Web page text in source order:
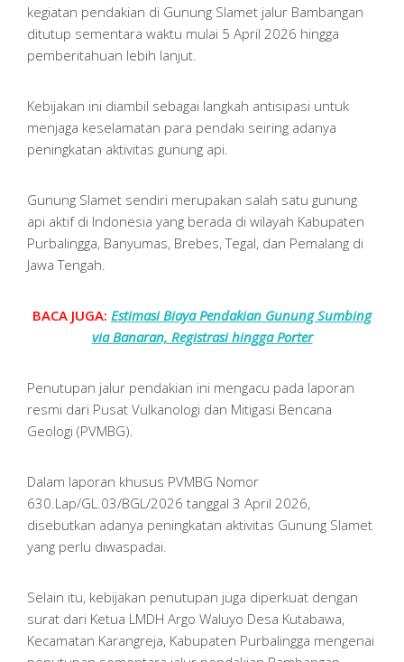
kegiatan pendakian di Gunung Slamet jalur Bambangan
ditutup sementara waktu mulai 5 April 2026 hingga
pemberitahuan lebih lanjut.
Kebijakan ini diambil sebagai langkah antisipasi untuk
menjaga keselamatan para pendaki seiring adanya
peningkatan aktivitas gunung api.
Gunung Slamet sendiri merupakan salah satu gunung
api aktif di Indonesia yang berada di wilayah Kabupaten
Purbalingga, Banyumas, Brebes, Tegal, dan Pemalang di
Jawa Tengah.
BACA JUGA: Estimasi Biaya Pendakian Gunung Sumbing
via Banaran, Registrasi hingga Porter
Penutupan jalur pendakian ini mengacu pada laporan
resmi dari Pusat Vulkanologi dan Mitigasi Bencana
Geologi (PVMBG).
Dalam laporan khusus PVMBG Nomor
630.Lap/GL.03/BGL/2026 tanggal 3 April 2026,
disebutkan adanya peningkatan aktivitas Gunung Slamet
yang perlu diwaspadai.
Selain itu, kebijakan penutupan juga diperkuat dengan
surat dari Ketua LMDH Argo Waluyo Desa Kutabawa,
Kecamatan Karangreja, Kabupaten Purbalingga mengenai